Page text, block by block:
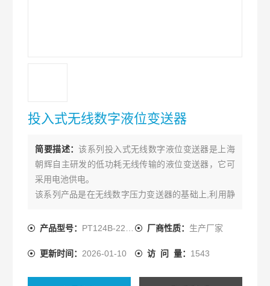
投入式无线数字液位变送器
简要描述：该系列投入式无线数字液位变送器是上海
朝辉自主研发的低功耗无线传输的液位变送器，它可
采用电池供电。
该系列产品是在无线数字压力变送器的基础上,利用静
位测量仪器，包括GPRS/LoRa/NB-IoT/ZigBee多种传
产品型号： PT124B-221W 厂商性质： 生产厂家
更新时间： 2026-01-10 访 问 量： 1543